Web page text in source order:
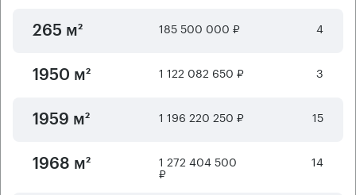
265 м² 185 500 000 ₽ 4
1950 м² 1 122 082 650 ₽ 3
1959 м² 1 196 220 250 ₽ 15
1968 м² 1 272 404 500
₽
14